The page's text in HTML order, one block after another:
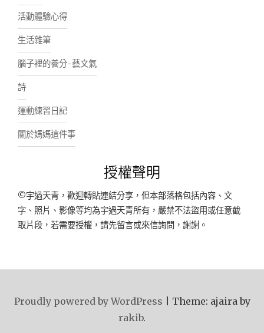
活動體驗心得
生活雜筆
腦子裡的養分-藝文氣
詩
運動練習日記
關於媽媽這件事
授權聲明
©宇過天青，歡迎轉貼連結分享，但本部落格包括內容、文
字、照片、影像等均為宇過天青所有，嚴禁不法盜用或任意截
取片段，若需要授權，請先留言或來信詢問，謝謝。
Proudly powered by WordPress
Theme: ajaira by
rakib.